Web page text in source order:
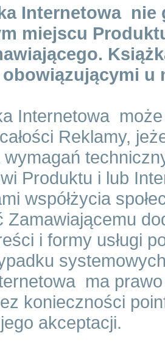
Internetowa nie
miejscu
u
Internetowa
Reklamy,
wymagań
Produktu i lub
współżycia
Zamawiającemu
i formy usługi
ma
konieczności
akceptacji.